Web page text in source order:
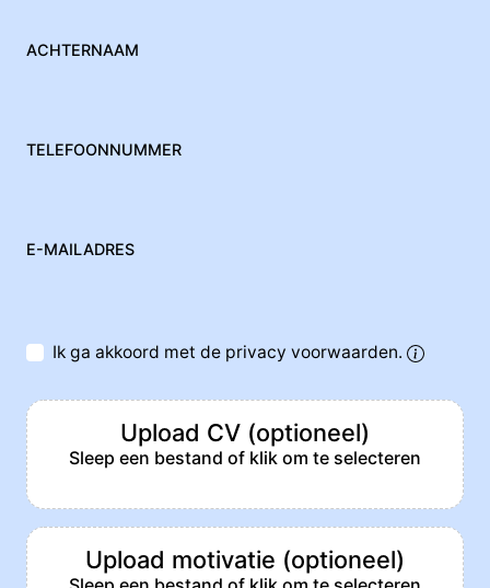
ACHTERNAAM
TELEFOONNUMMER
E-MAILADRES
Ik ga akkoord met de privacy voorwaarden.
Upload CV (optioneel)
Sleep een bestand of klik om te selecteren
Upload motivatie (optioneel)